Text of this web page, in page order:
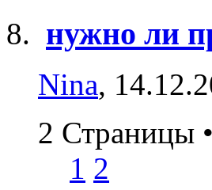
нужно ли
Nina,
2 Страницы •
1 2